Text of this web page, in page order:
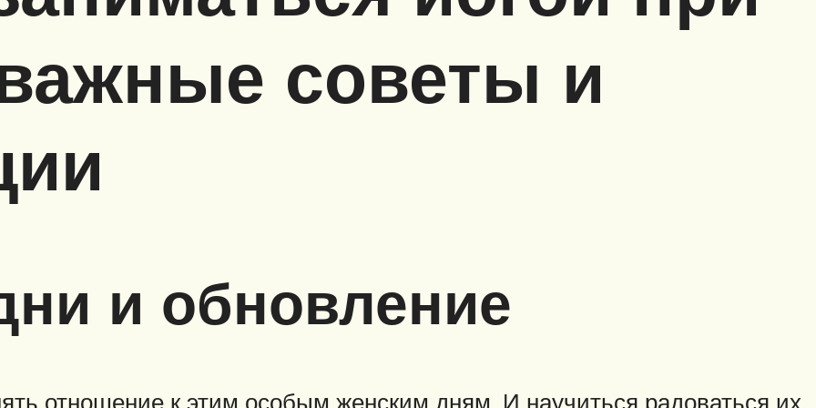
советы и
и обновление
отношение к этим особым женским дням. И научиться радоваться их